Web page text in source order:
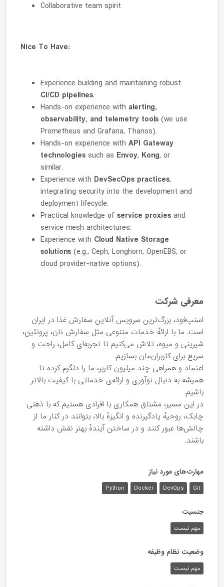
Collaborative team spirit
Nice To Have:
Experience building and maintaining robust
CI/CD pipelines.
Hands-on experience with alerting,
observability, and telemetry tools (we use
Prometheus and Grafana, Thanos).
Hands-on experience with API Gateway
technologies such as Envoy, Kong, or
similar.
Experience with DevSecOps practices,
integrating security into the development and
deployment lifecycle.
Practical knowledge of service proxies and
service mesh architectures.
Experience with Cloud Native Storage
solutions (e.g., Ceph, Longhorn, OpenEBS, or
cloud provider-native options).
معرفی شرکت
اسنپ‌فود، بزرگ‌ترین سرویس آنلاین سفارش غذا در ایران
است. ما با ارائهٔ خدمات متنوعی مثل سفارش نان، پروتئین،
شیرینی و میوه، تلاش می‌کنیم تا تجربه‌ای کامل، راحت و
سریع برای کاربران‌مان بسازیم.
اعتماد و همراهی چند میلیون کاربر، ما را دلگرم کرده تا
همیشه به دنبال نوآوری و ارائه‌ی خدماتی با کیفیت بالاتر
باشیم.
در این مسیر، مشتاق همکاری با افرادی هستیم که با ذهنی
چابک، روحیه‌ٔ یادگیرنده و انگیزه‌ٔ بالا، بتوانند در کنار ما از
چالش‌ها عبور کنند و در ساختن آیندهٔ بهتر نقش داشته
باشند.
مهارت‌های مورد نیاز
Git
DevOps
Docker
Python
جنسیت
مهم نیست
وضعیت نظام وظیفه
مهم‌ نیست